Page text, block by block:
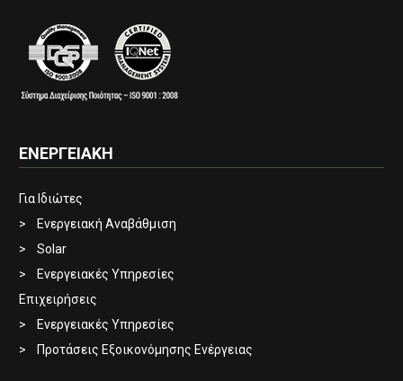
ΕΝΕΡΓΕΙΑΚΗ
Για Ιδιώτες
Ενεργειακή Αναβάθμιση
Solar
Ενεργειακές Υπηρεσίες
Επιχειρήσεις
Ενεργειακές Υπηρεσίες
Προτάσεις Εξοικονόμησης Ενέργειας